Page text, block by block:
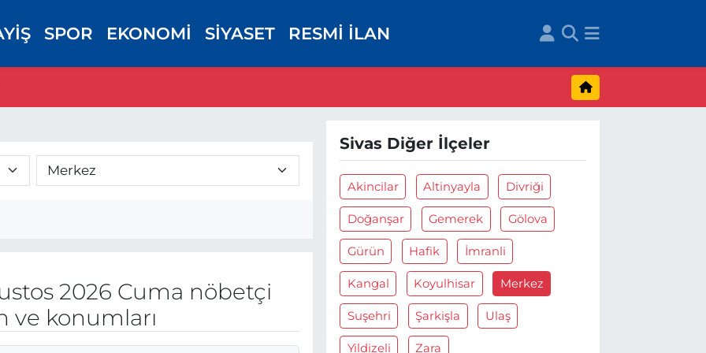
SPOR EKONOMİ SİYASET RESMİ İLAN
2026 Cuma nöbetçi
ve konumları
Sivas Diğer İlçeler
Akincilar Altinyayla Divriği
Doğanşar Gemerek Gölova
Gürün Hafik İmranli
Kangal Koyulhisar Merkez
Suşehri Şarkişla Ulaş
Yildizeli Zara